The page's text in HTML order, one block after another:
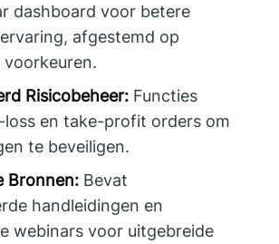
dashboard voor betere
afgestemd op
voorkeuren.
Risicobeheer: Functies
loss en take-profit orders om
te beveiligen.
Bronnen: Bevat
handleidingen en
webinars voor uitgebreide